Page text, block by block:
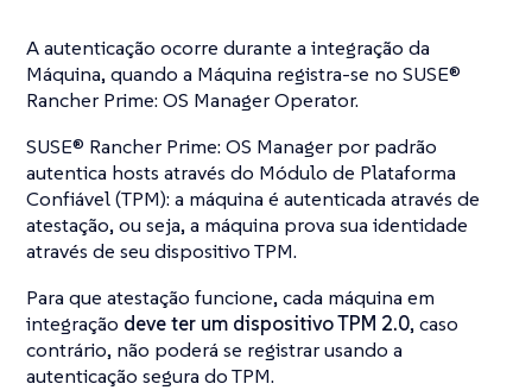
A autenticação ocorre durante a integração da
Máquina, quando a Máquina registra-se no SUSE®
Rancher Prime: OS Manager Operator.
SUSE® Rancher Prime: OS Manager por padrão
autentica hosts através do Módulo de Plataforma
Confiável(TPM): a máquina é autenticada através de
atestação, ou seja, a máquina prova sua identidade
através de seu dispositivo TPM.
Para que atestação funcione, cada máquina em
integração deve ter um dispositivo TPM 2.0, caso
contrário, não poderá se registrar usando a
autenticação segura do TPM.